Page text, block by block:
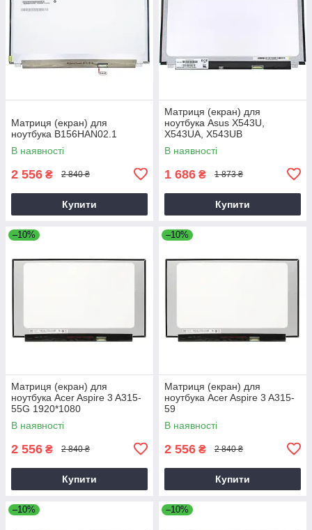
Матриця (екран) для
ноутбука B156HAN02.1
В наявності
2 556 ₴ 2 840 ₴
Купити
Матриця (екран) для
ноутбука Asus X543U,
X543UA, X543UB
В наявності
1 686 ₴ 1 873 ₴
Купити
–10%
Матриця (екран) для
ноутбука Acer Aspire 3 A315-
55G 1920*1080
В наявності
2 556 ₴ 2 840 ₴
Купити
–10%
Матриця (екран) для
ноутбука Acer Aspire 3 A315-
59
В наявності
2 556 ₴ 2 840 ₴
Купити
–10% –10%